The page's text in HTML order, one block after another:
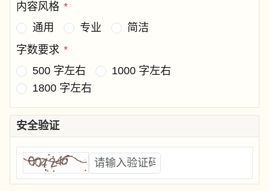
内容风格 *
通用
专业
简洁
字数要求 *
500 字左右
1000 字左右
1800 字左右
安全验证